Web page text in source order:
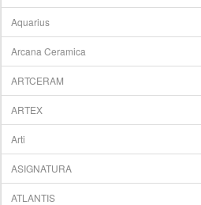
Aquarius
Arcana Ceramica
ARTCERAM
ARTEX
Arti
ASIGNATURA
ATLANTIS